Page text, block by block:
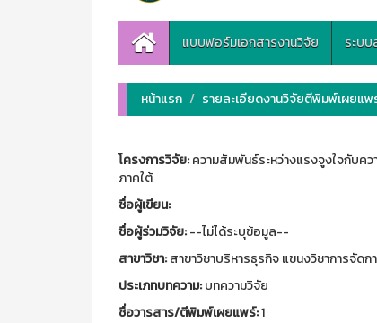
แบบฟอร์มเอกสารงานวิจัย ระบบ
หน้าแรก รายละเอียดงานวิจัยตีพิมพ์เผยแพ
โครงการวิจัย:ความสัมพันธ์ระหว่างแรงจูงใจกับค
ภาคใต้
ชื่อผู้เขียน:
ชื่อผู้ร่วมวิจัย:--ไม่ได้ระบุข้อมูล--
สาขาวิชา:สาขาวิชาบริหารธุรกิจ แขนงวิชาการจัดก
ประเภทบทความ:บทความวิจัย
ชื่อวารสาร/ตีพิมพ์เผยแพร์:1